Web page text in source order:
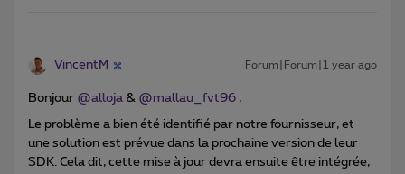
VincentM Forum|Forum|1 year ago
Bonjour ​ @alloja & ​ @mallau_fvt96 ,
Le problème a bien été identifié par notre fournisseur, et
une solution est prévue dans la prochaine version de leur
SDK. Cela dit, cette mise à jour devra ensuite être intégrée,